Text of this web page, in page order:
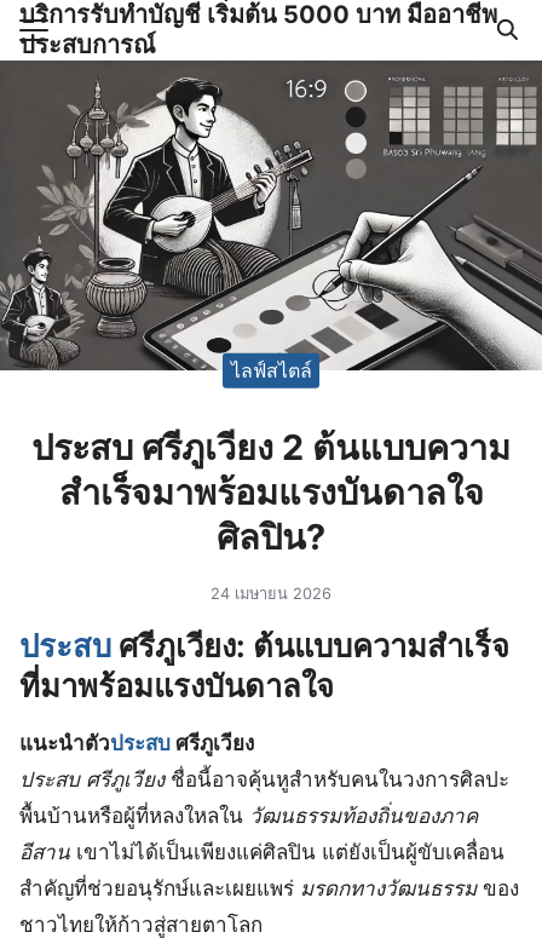
Skipบริการรับทำบัญชี เริ่มต้น 5000 บาท มืออาชีพ
ประสบการณ์
ญชีและภาษีครบวงจร |
ไลฟ์สไตล์
ประสบ ศรีภูเวียง 2 ต้นแบบความ
สำเร็จมาพร้อมแรงบันดาลใจ
ศิลปิน?
24 เมษายน 2026
ประสบ ศรีภูเวียง: ต้นแบบความสำเร็จ
ที่มาพร้อมแรงบันดาลใจ
แนะนำตัวประสบ ศรีภูเวียง
ประสบ ศรีภูเวียงชื่อนี้อาจคุ้นหูสำหรับคนในวงการศิลปะ
พื้นบ้านหรือผู้ที่หลงใหลใน วัฒนธรรมท้องถิ่นของภาค
อีสาน เขาไม่ได้เป็นเพียงแค่ศิลปิน แต่ยังเป็นผู้ขับเคลื่อน
สำคัญที่ช่วยอนุรักษ์และเผยแพร่ มรดกทางวัฒนธรรมของ
ชาวไทยให้ก้าวสู่สายตาโลก